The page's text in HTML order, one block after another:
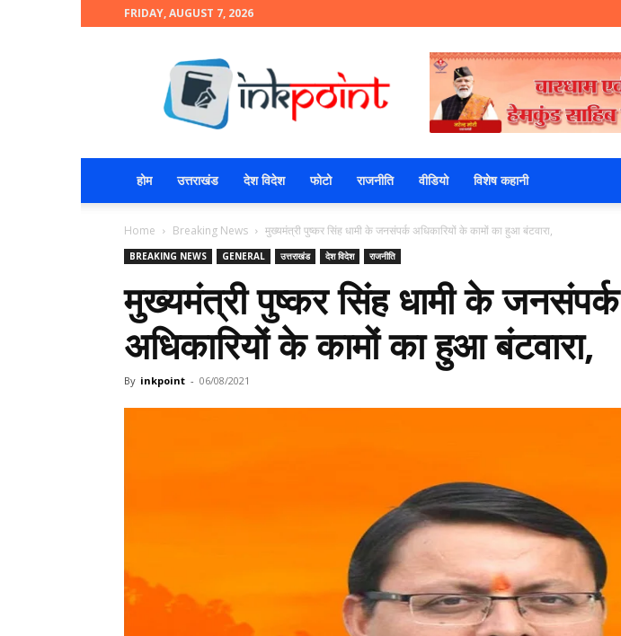
FRIDAY, AUGUST 7, 2026
होम उत्तराखंड देश विदेश फोटो राजनीति वीडियो विशेष कहानी
Home Breaking News मुख्यमंत्री पुष्कर सिंह धामी के जनसंपर्क अधिकारियों के कामों का हुआ बंटवारा,
BREAKING NEWS GENERAL उत्तराखंड देश विदेश राजनीति
मुख्यमंत्री पुष्कर सिंह धामी के जनसंपर्क
अधिकारियों के कामों का हुआ बंटवारा,
By inkpoint - 06/08/2021